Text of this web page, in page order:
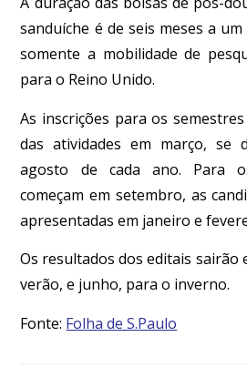
sanduíche é de seis meses a
somente a mobilidade de
para o Reino Unido.
As inscrições para os
das atividades em março, se
agosto de cada ano. Para
começam em setembro, as
apresentadas em janeiro e
Os resultados dos editais sairão
verão, e junho, para o inverno.
Fonte: Folha de S.Paulo